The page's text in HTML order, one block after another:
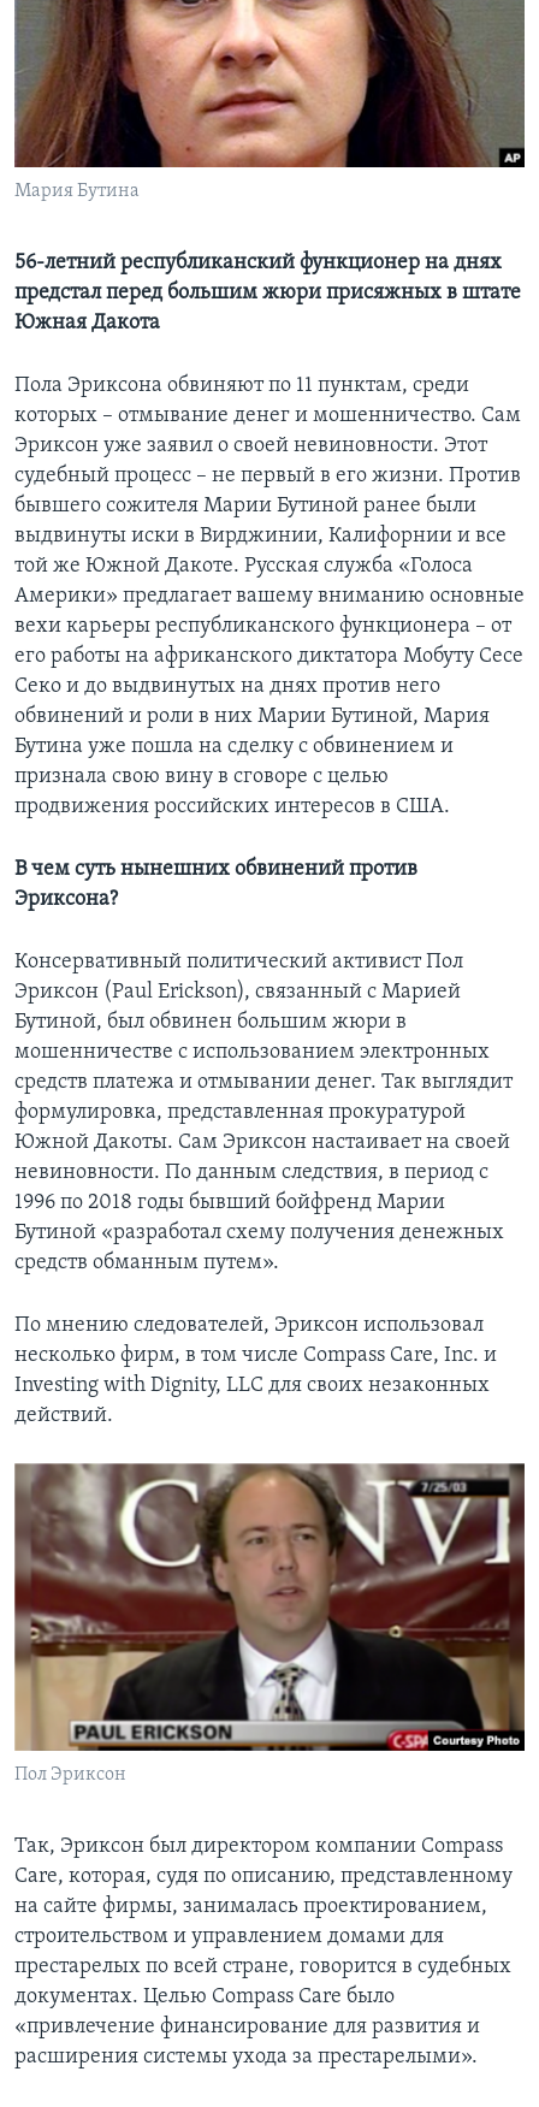
Learning English
СОЦИАЛЬНЫЕ СЕТИ
Мария Бутина
56-летний республиканский функционер на днях
предстал перед большим жюри присяжных в штате
Южная Дакота
Пола Эриксона обвиняют по 11 пунктам, среди
которых – отмывание денег и мошенничество. Сам
Эриксон уже заявил о своей невиновности. Этот
судебный процесс – не первый в его жизни. Против
бывшего сожителя Марии Бутиной ранее были
выдвинуты иски в Вирджинии, Калифорнии и все
той же Южной Дакоте. Русская служба «Голоса
Америки» предлагает вашему вниманию основные
вехи карьеры республиканского функционера – от
его работы на африканского диктатора Мобуту Сесе
Секо и до выдвинутых на днях против него
обвинений и роли в них Марии Бутиной, Мария
Бутина уже пошла на сделку с обвинением и
признала свою вину в сговоре с целью
продвижения российских интересов в США.
В чем суть нынешних обвинений против
Эриксона?
Консервативный политический активист Пол
Эриксон (Paul Erickson), связанный с Марией
Бутиной, был обвинен большим жюри в
мошенничестве с использованием электронных
средств платежа и отмывании денег. Так выглядит
формулировка, представленная прокуратурой
Южной Дакоты. Сам Эриксон настаивает на своей
невиновности. По данным следствия, в период с
1996 по 2018 годы бывший бойфренд Марии
Бутиной «разработал схему получения денежных
средств обманным путем».
По мнению следователей, Эриксон использовал
несколько фирм, в том числе Compass Care, Inc. и
Investing with Dignity, LLC для своих незаконных
действий.
Пол Эриксон
Так, Эриксон был директором компании Compass
Care, которая, судя по описанию, представленному
на сайте фирмы, занималась проектированием,
строительством и управлением домами для
престарелых по всей стране, говорится в судебных
документах. Целью Compass Care было
«привлечение финансирование для развития и
расширения системы ухода за престарелыми».